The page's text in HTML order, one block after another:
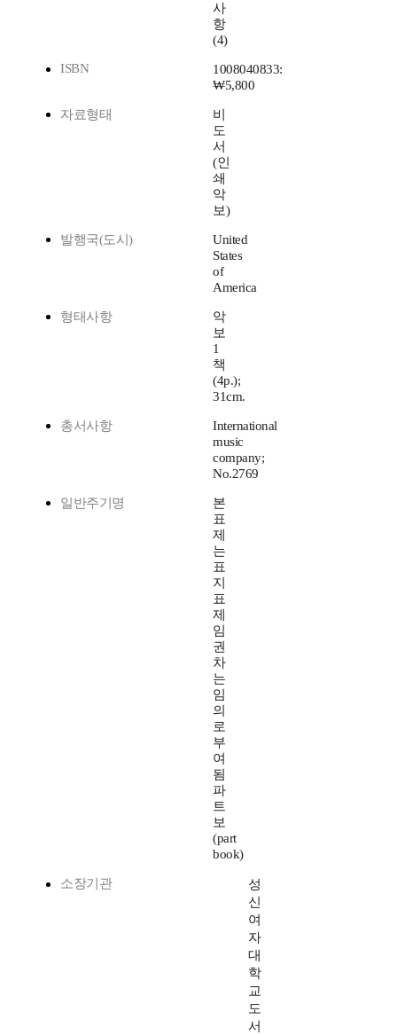
사
항
(4)
ISBN
1008040833:
₩5,800
자료형태
비
도
서
(인
쇄
악
보)
발행국(도시)
United
States
of
America
형태사항
악
보
1
책
(4p.);
31cm.
총서사항
International
music
company;
No.2769
일반주기명
본
표
제
는
표
지
표
제
임
권
차
는
임
의
로
부
여
됨
파
트
보
(part
book)
소장기관
성
신
여
자
대
학
교
도
서